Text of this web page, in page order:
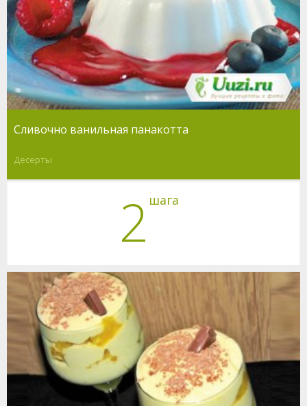
Сливочно ванильная панакотта
Десерты
2 шага